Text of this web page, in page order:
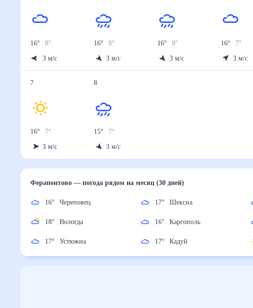
16° 8°
3 м/с
16° 8°
3 м/с
16° 8°
3 м/с
16° 7°
3 м/с
7
16° 7°
3 м/с
8
15° 7°
3 м/с
Ферапонтово — погода рядомна месяц (30 дней)
16° Череповец
18° Вологда
17° Устюжна
17° Шексна
16° Каргополь
17° Кадуй